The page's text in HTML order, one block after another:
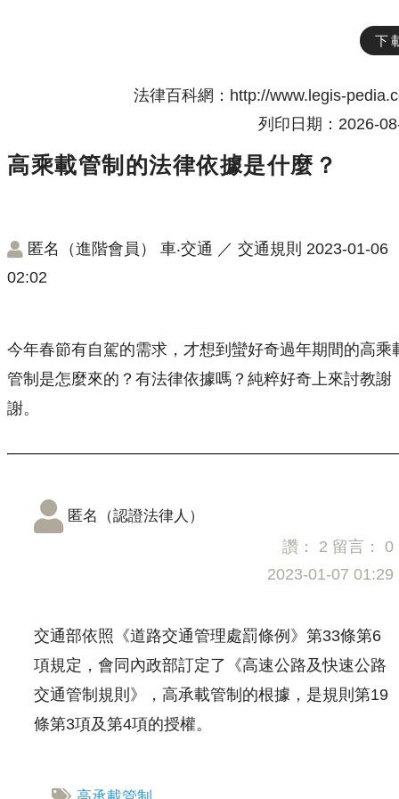
下
法律百科網：http://www.legis-
列印日期：2026-
高乘載管制的法律依據是什麼？
匿名（進階會員） 車‧交通 ／ 交通規則 2023-01-06
02:02
今年春節有自駕的需求，才想到蠻好奇過年期間的高乘
管制是怎麼來的？有法律依據嗎？純粹好奇上來討教謝
謝。
匿名（認證法律人）
讚： 2 留言： 0
2023-01-07 01:29
交通部依照《道路交通管理處罰條例》第33條第6
項規定，會同內政部訂定了《高速公路及快速公路
交通管制規則》，高承載管制的根據，是規則第19
條第3項及第4項的授權。